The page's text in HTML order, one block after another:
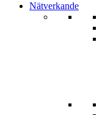
Nätverkande